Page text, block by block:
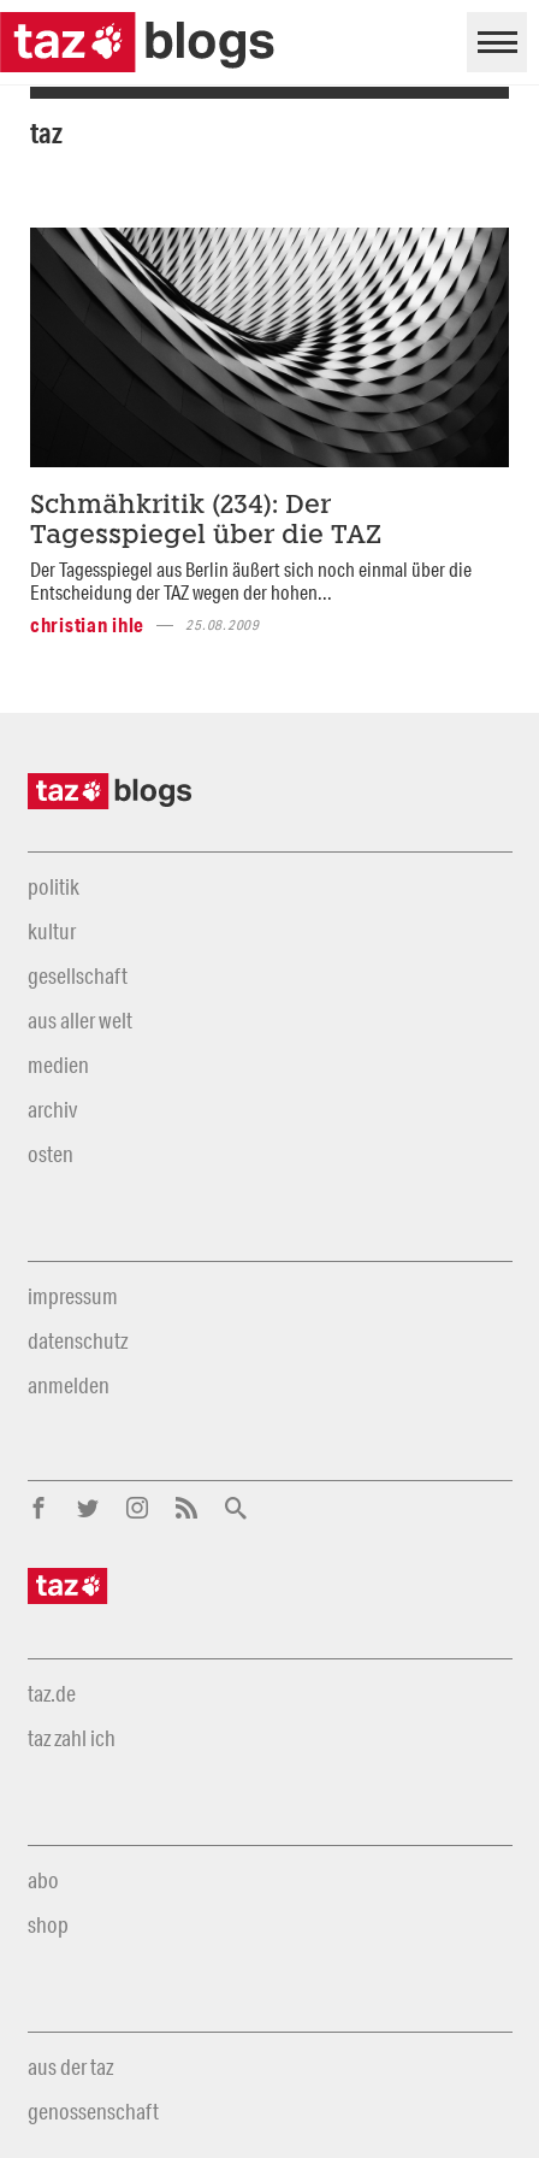
taz
Schmähkritik (234): Der
Tagesspiegel über die TAZ
Der Tagesspiegel aus Berlin äußert sich noch einmal über die
Entscheidung der TAZ wegen der hohen...
christian ihle
25.08.2009
politik
kultur
gesellschaft
aus aller welt
medien
archiv
osten
impressum
datenschutz
anmelden
taz.de
taz zahl ich
abo
shop
aus der taz
genossenschaft